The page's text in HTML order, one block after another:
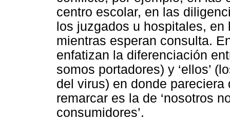
centro escolar, en las
los juzgados u hospitales,
mientras esperan consulta.
enfatizan la diferenciación
somos portadores) y ‘ellos’
del virus) en donde
remarcar es la de ‘nosotros
consumidores’.